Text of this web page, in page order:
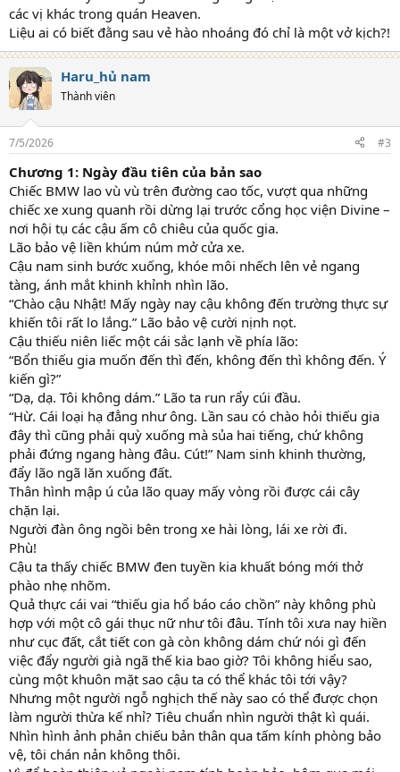
các vị khác trong quán Heaven.
Liệu ai có biết đằng sau vẻ hào nhoáng đó chỉ là một vở kịch?!
Haru_hủ nam
Thành viên
7/5/2026 #3
Chương 1: Ngày đầu tiên của bản sao
Chiếc BMW lao vù vù trên đường cao tốc, vượt qua những
chiếc xe xung quanh rồi dừng lại trước cổng học viện Divine –
nơi hội tụ các cậu ấm cô chiêu của quốc gia.
Lão bảo vệ liền khúm núm mở cửa xe.
Cậu nam sinh bước xuống, khóe môi nhếch lên vẻ ngang
tàng, ánh mắt khinh khỉnh nhìn lão.
“Chào cậu Nhật! Mấy ngày nay cậu không đến trường thực sự
khiến tôi rất lo lắng.” Lão bảo vệ cười nịnh nọt.
Cậu thiếu niên liếc một cái sắc lạnh về phía lão:
“Bổn thiếu gia muốn đến thì đến, không đến thì không đến. Ý
kiến gì?”
“Dạ, dạ. Tôi không dám.” Lão ta run rẩy cúi đầu.
“Hừ. Cái loại hạ đẳng như ông. Lần sau có chào hỏi thiếu gia
đây thì cũng phải quỳ xuống mà sủa hai tiếng, chứ không
phải đứng ngang hàng đâu. Cút!” Nam sinh khinh thường,
đẩy lão ngã lăn xuống đất.
Thân hình mập ú của lão quay mấy vòng rồi được cái cây
chặn lại.
Người đàn ông ngồi bên trong xe hài lòng, lái xe rời đi.
Phù!
Cậu ta thấy chiếc BMW đen tuyền kia khuất bóng mới thở
phào nhẹ nhõm.
Quả thực cái vai “thiếu gia hổ báo cáo chồn” này không phù
hợp với một cô gái thục nữ như tôi đâu. Tính tôi xưa nay hiền
như cục đất, cắt tiết con gà còn không dám chứ nói gì đến
việc đẩy người già ngã thế kia bao giờ? Tôi không hiểu sao,
cùng một khuôn mặt sao cậu ta có thể khác tôi tới vậy?
Nhưng một người ngỗ nghịch thế này sao có thể được chọn
làm người thừa kế nhỉ? Tiêu chuẩn nhìn người thật kì quái.
Nhìn hình ảnh phản chiếu bản thân qua tấm kính phòng bảo
vệ, tôi chán nản không thôi.